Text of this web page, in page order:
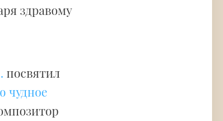
здравому
посвятил
чудное